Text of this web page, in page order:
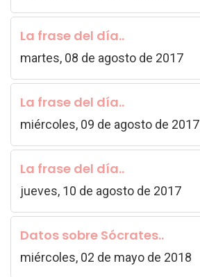
La frase del día..
martes, 08 de agosto de 2017
La frase del día..
miércoles, 09 de agosto de 2017
La frase del día..
jueves, 10 de agosto de 2017
Datos sobre Sócrates..
miércoles, 02 de mayo de 2018